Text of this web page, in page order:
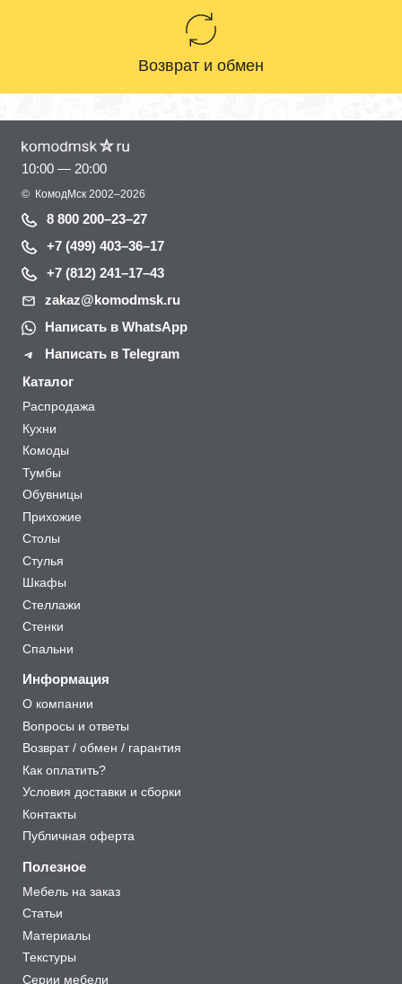
Возврат и обмен
10:00 — 20:00
© КомодМск 2002–2026
8 800 200–23–27
+7 (499) 403–36–17
+7 (812) 241–17–43
zakaz@komodmsk.ru
Написать в WhatsApp
Написать в Telegram
Каталог
Распродажа
Кухни
Комоды
Тумбы
Обувницы
Прихожие
Столы
Стулья
Шкафы
Стеллажи
Стенки
Спальни
Информация
О компании
Вопросы и ответы
Возврат / обмен / гарантия
Как оплатить?
Условия доставки и сборки
Контакты
Публичная оферта
Полезное
Мебель на заказ
Статьи
Материалы
Текстуры
Серии мебели